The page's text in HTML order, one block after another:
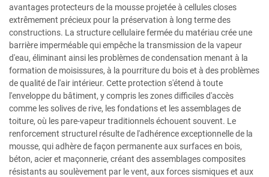
avantages protecteurs de la mousse projetée à cellules closes
extrêmement précieux pour la préservation à long terme des
constructions. La structure cellulaire fermée du matériau crée une
barrière imperméable qui empêche la transmission de la vapeur
d'eau, éliminant ainsi les problèmes de condensation menant à la
formation de moisissures, à la pourriture du bois et à des problèmes
de qualité de l'air intérieur. Cette protection s'étend à toute
l'enveloppe du bâtiment, y compris les zones difficiles d'accès
comme les solives de rive, les fondations et les assemblages de
toiture, où les pare-vapeur traditionnels échouent souvent. Le
renforcement structurel résulte de l'adhérence exceptionnelle de la
mousse, qui adhère de façon permanente aux surfaces en bois,
béton, acier et maçonnerie, créant des assemblages composites
résistants au soulèvement par le vent, aux forces sismiques et aux